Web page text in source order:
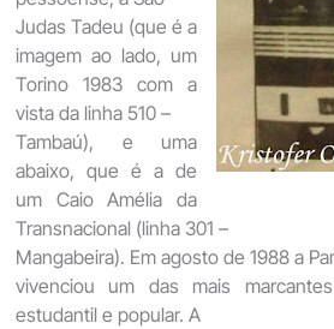
Judas Tadeu (que é a
imagem ao lado, um
Torino 1983 com a
vista da linha 510 –
Tambaú), e uma
abaixo, que é a de
um Caio Amélia da
Transnacional (linha 301 –
Mangabeira). Em agosto de 1988 a
vivenciou um das mais
estudantil e popular. A